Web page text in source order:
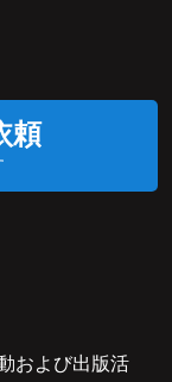
頼
および出版活